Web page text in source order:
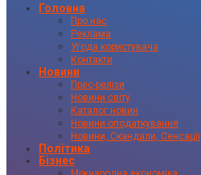
Головна
Про нас
Реклама
Угода користувача
Контакти
Новини
Прес-релізи
Новини світу
Каталог новин
Новини оподаткування
Новини, Скандали, Сенсації
Політика
Бізнес